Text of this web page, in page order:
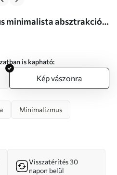
is kapható:
Kép vászonra
Minimalizmus
Visszatérítés 30
napon belül